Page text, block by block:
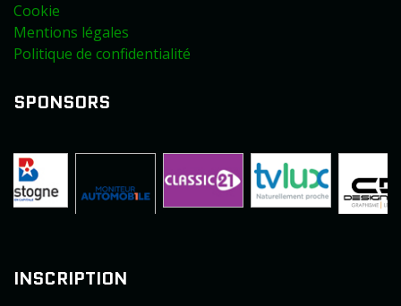
Cookie
Mentions légales
Politique de confidentialité
SPONSORS
INSCRIPTION